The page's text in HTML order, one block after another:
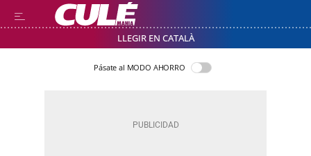
LLEGIR EN CATALÀ
Pásate al MODO AHORRO